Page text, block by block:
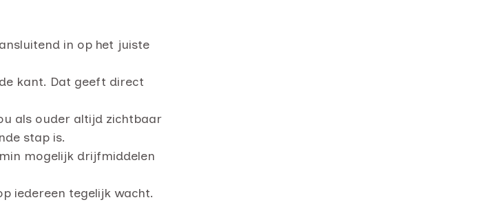
in op het juiste
kant. Dat geeft direct
als ouder altijd zichtbaar
stap is.
mogelijk drijfmiddelen
iedereen tegelijk wacht.